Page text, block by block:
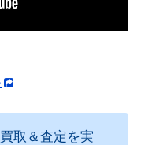
取＆査定を実